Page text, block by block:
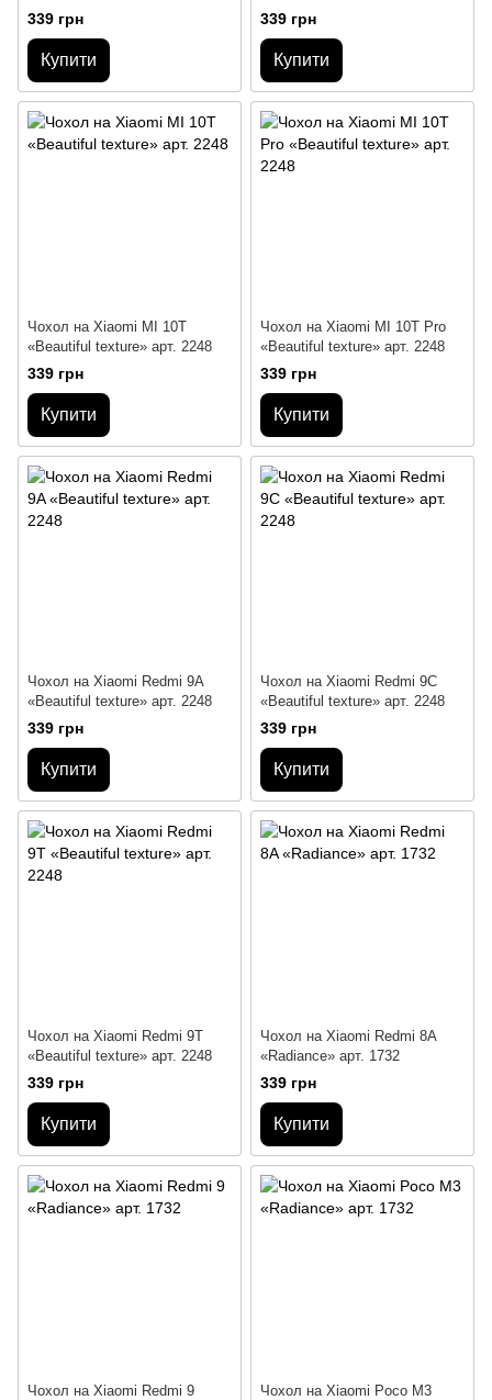
339 грн
Купити
339 грн
Купити
Чохол на Xiaomi MI 10T
«Beautiful texture» арт. 2248
339 грн
Купити
Чохол на Xiaomi MI 10T Pro
«Beautiful texture» арт. 2248
339 грн
Купити
Чохол на Xiaomi Redmi 9A
«Beautiful texture» арт. 2248
339 грн
Купити
Чохол на Xiaomi Redmi 9C
«Beautiful texture» арт. 2248
339 грн
Купити
Чохол на Xiaomi Redmi 9T
«Beautiful texture» арт. 2248
339 грн
Купити
Чохол на Xiaomi Redmi 8A
«Radiance» арт. 1732
339 грн
Купити
Чохол на Xiaomi Redmi 9
Чохол на Xiaomi Poco M3